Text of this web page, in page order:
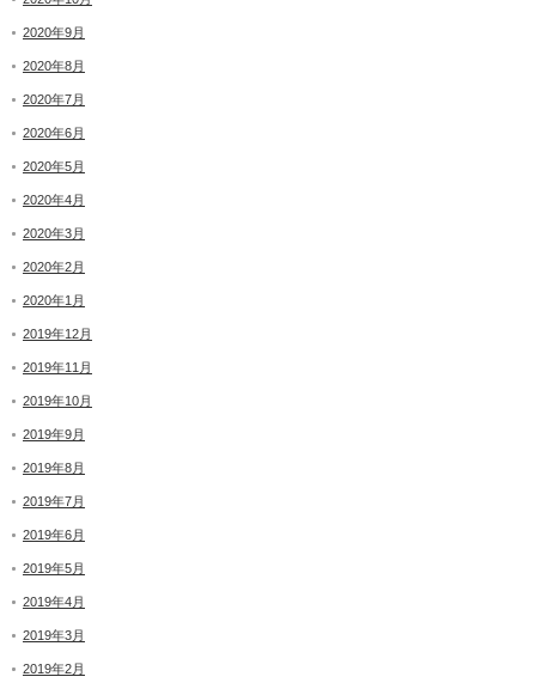
2020年9月
2020年8月
2020年7月
2020年6月
2020年5月
2020年4月
2020年3月
2020年2月
2020年1月
2019年12月
2019年11月
2019年10月
2019年9月
2019年8月
2019年7月
2019年6月
2019年5月
2019年4月
2019年3月
2019年2月